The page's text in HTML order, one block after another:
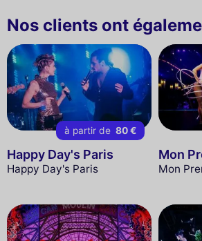
Nos clients ont
à partir de 80 €
Happy Day's Paris
Happy Day's Paris
Mon
Mon